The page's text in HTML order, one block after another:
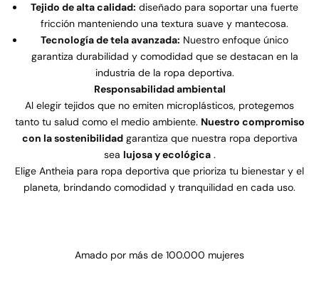
Tejido de alta calidad: diseñado para soportar una fuerte
fricción manteniendo una textura suave y mantecosa.
Tecnología de tela avanzada: Nuestro enfoque único
garantiza durabilidad y comodidad que se destacan en la
industria de la ropa deportiva.
Responsabilidad ambiental
Al elegir tejidos que no emiten microplásticos, protegemos
tanto tu salud como el medio ambiente. Nuestro compromiso
con la sostenibilidadgarantiza que nuestra ropa deportiva
sea lujosa y ecológica.
Elige Antheia para ropa deportiva que prioriza tu bienestar y el
planeta, brindando comodidad y tranquilidad en cada uso.
Amado por más de 100.000 mujeres